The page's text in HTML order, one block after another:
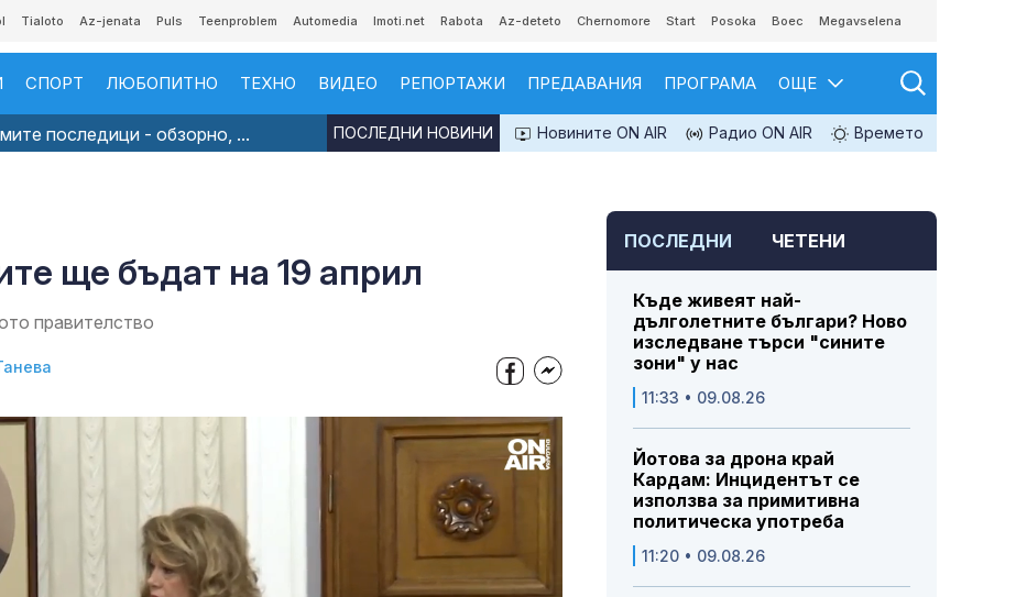
Tialoto Az-jenata Puls Teenproblem Automedia Imoti.net Rabota Az-deteto Chernomore Start Posoka Boec Megavselena
СПОРТ ЛЮБОПИТНО ТЕХНО ВИДЕО РЕПОРТАЖИ ПРЕДАВАНИЯ ПРОГРАМА ОЩЕ
последици - обзорно, ... Новините ON AIR Радио ON AIR Времето
ПОСЛЕДНИ НОВИНИ
ще бъдат на 19 април
правителство
ПОСЛЕДНИ ЧЕТЕНИ
Къде живеят най-
дълголетните българи? Ново
изследване търси "сините
зони" у нас
11:33 • 09.08.26
Йотова за дрона край
Кардам: Инцидентът се
използва за примитивна
политическа употреба
11:20 • 09.08.26